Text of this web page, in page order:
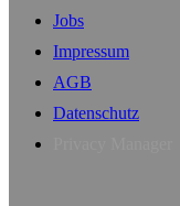
Jobs
Impressum
AGB
Datenschutz